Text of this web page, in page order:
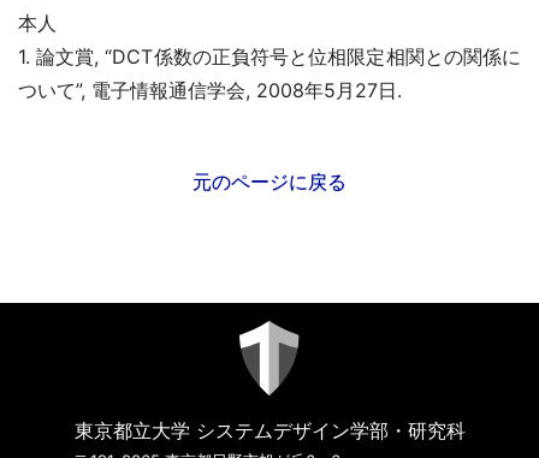
本人
1. 論文賞, “DCT係数の正負符号と位相限定相関との関係に
ついて”, 電子情報通信学会, 2008年5月27日.
元のページに戻る
東京都立大学 システムデザイン学部・研究科